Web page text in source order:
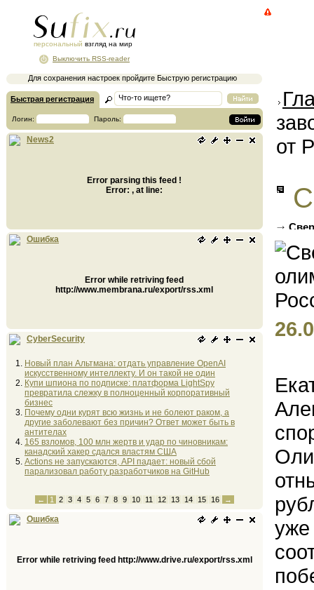
персональный взгляд на мир
Для сохранения настроек пройдите Быструю регистрацию
Выключить RSS-reader
Быстрая регистрация
Логин: Пароль:
News2
Error parsing this feed !
Error: , at line:
Ошибка
Error while retriving feed
http://www.membrana.ru/export/rss.xml
CyberSecurity
Новый план Альтмана: отдать управление OpenAI
искусственному интеллекту. И он такой не один
Купи шпиона по подписке: платформа LightSpy
превратила слежку в полноценный корпоративный
бизнес
Почему одни курят всю жизнь и не болеют раком, а
другие заболевают без причин? Ответ может быть в
антителах
165 взломов, 100 млн жертв и удар по чиновникам:
канадский хакер сдался властям США
Actions не запускаются, API падает: новый сбой
парализовал работу разработчиков на GitHub
← 1 2 3 4 5 6 7 8 9 10 11 12 13 14 15 16 →
Ошибка
Error while retriving feed http://www.drive.ru/export/rss.xml
от
уже